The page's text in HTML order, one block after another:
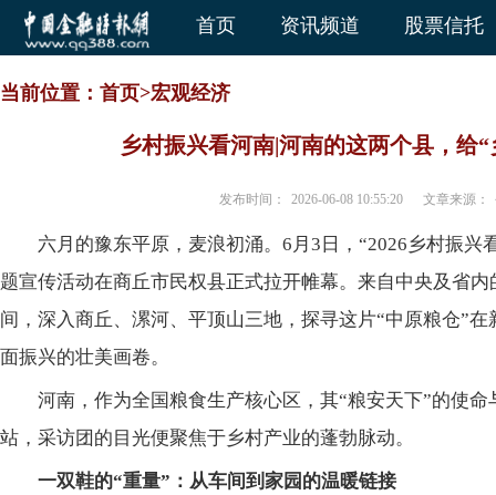
首页 资讯频道 股票信托
当前位置： 首页>宏观经济
乡村振兴看河南|河南的这两个县，给
发布时间： 2026-06-08 10:55:20 文章来源：
六月的豫东平原，麦浪初涌。6月3日，“2026乡村振
题宣传活动在商丘市民权县正式拉开帷幕。来自中央及省
间，深入商丘、漯河、平顶山三地，探寻这片“中原粮仓”
面振兴的壮美画卷。
河南，作为全国粮食生产核心区，其“粮安天下”的使
站，采访团的目光便聚焦于乡村产业的蓬勃脉动。
一双鞋的“重量”：从车间到家园的温暖链接